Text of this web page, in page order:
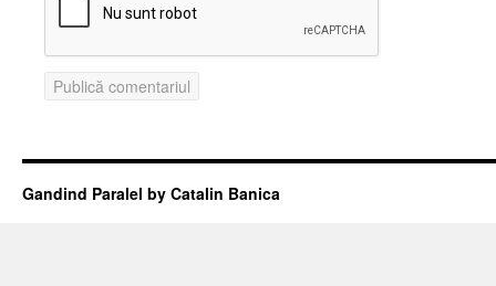
Gandind Paralel by Catalin Banica